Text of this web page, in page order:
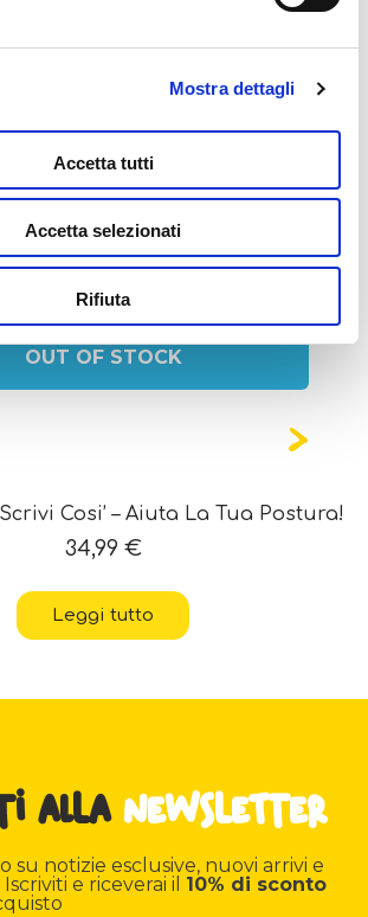
Mostra dettagli
Accetta tutti
Accetta selezionati
Rifiuta
interessarti
anche...
OUT OF STOCK
Cosi’ – Aiuta La Tua Postura!
34,99 €
Leggi tutto
alla newsletter
su notizie esclusive, nuovi arrivi e
e riceverai il 10% di sconto